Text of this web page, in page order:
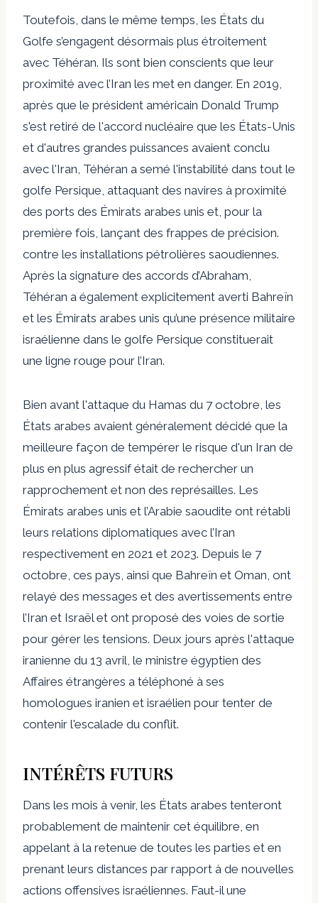
Toutefois, dans le même temps, les États du
Golfe s’engagent désormais plus étroitement
avec Téhéran. Ils sont bien conscients que leur
proximité avec l’Iran les met en danger. En 2019,
après que le président américain Donald Trump
s'est retiré de l'accord nucléaire que les États-Unis
et d'autres grandes puissances avaient conclu
avec l'Iran, Téhéran a semé l'instabilité dans tout le
golfe Persique, attaquant des navires à proximité
des ports des Émirats arabes unis et, pour la
première fois, lançant des frappes de précision.
contre les installations pétrolières saoudiennes.
Après la signature des accords d’Abraham,
Téhéran a également explicitement averti Bahreïn
et les Émirats arabes unis qu’une présence militaire
israélienne dans le golfe Persique constituerait
une ligne rouge pour l’Iran.
Bien avant l'attaque du Hamas du 7 octobre, les
États arabes avaient généralement décidé que la
meilleure façon de tempérer le risque d'un Iran de
plus en plus agressif était de rechercher un
rapprochement et non des représailles. Les
Émirats arabes unis et l’Arabie saoudite ont rétabli
leurs relations diplomatiques avec l’Iran
respectivement en 2021 et 2023. Depuis le 7
octobre, ces pays, ainsi que Bahreïn et Oman, ont
relayé des messages et des avertissements entre
l’Iran et Israël et ont proposé des voies de sortie
pour gérer les tensions. Deux jours après l'attaque
iranienne du 13 avril, le ministre égyptien des
Affaires étrangères a téléphoné à ses
homologues iranien et israélien pour tenter de
contenir l'escalade du conflit.
INTÉRÊTS FUTURS
Dans les mois à venir, les États arabes tenteront
probablement de maintenir cet équilibre, en
appelant à la retenue de toutes les parties et en
prenant leurs distances par rapport à de nouvelles
actions offensives israéliennes. Faut-il une